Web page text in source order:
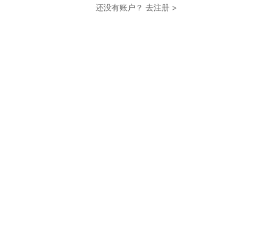
还没有账户？ 去注册 >